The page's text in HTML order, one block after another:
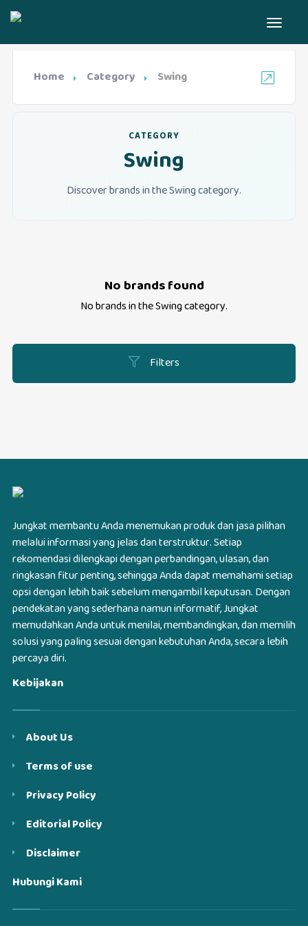
Home Category Swing
CATEGORY
Swing
Discover brands in the Swing category.
Filters
No brands found
No brands in theSwingcategory.
Jungkat membantu Anda menemukan produk dan jasa pilihan
melalui informasi yang jelas dan terstruktur. Setiap
rekomendasi dilengkapi dengan perbandingan, ulasan, dan
ringkasan fitur penting, sehingga Anda dapat memahami setiap
opsi dengan lebih baik sebelum mengambil keputusan. Dengan
pendekatan yang sederhana namun informatif, Jungkat
memudahkan Anda untuk menilai, membandingkan, dan memilih
solusi yang paling sesuai dengan kebutuhan Anda, secara lebih
percaya diri.
Kebijakan
About Us
Terms of use
Privacy Policy
Editorial Policy
Disclaimer
Hubungi Kami